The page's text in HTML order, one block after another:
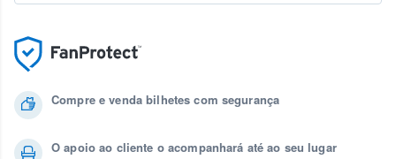
Compre e venda bilhetes com segurança
O apoio ao cliente o acompanhará até ao seu lugar